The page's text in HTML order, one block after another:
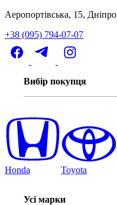
Аеропортівська, 15, Дніпро
+38 (095) 794-07-07
Вибір покупця
Honda Toyota
Усі марки